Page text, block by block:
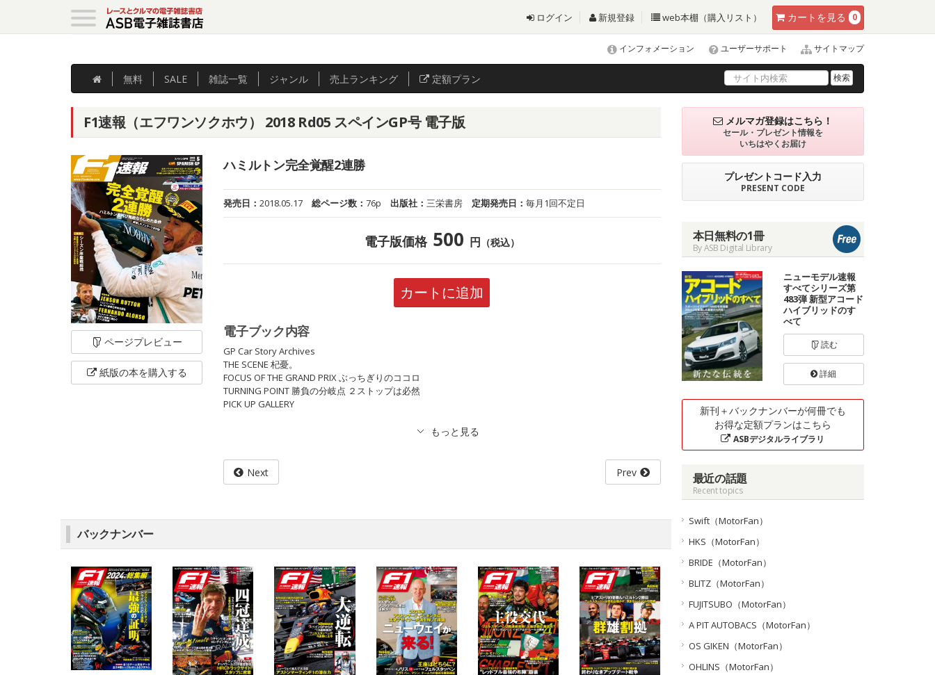
カート を見る 0
ログイン 新規登録 web本棚（購入リスト）
インフォメーション ユーザーサポート サイトマップ
無料 SALE 雑誌一覧 ジャンル 売上ランキング 定額プラン 検索
F1速報（エフワンソクホウ） 2018 Rd05 スペインGP号 電子版
ページプレビュー
紙版の本を購入する
ハミルトン完全覚醒2連勝
発売日：2018.05.17 総ページ数：76p 出版社：三栄書房 定期発売日：毎月1回不定日
電子版価格 500 円 （税込）
カートに追加
電子ブック内容
GP Car Story Archives
THE SCENE 杞憂。
FOCUS OF THE GRAND PRIX ぶっちぎりのココロ
TURNING POINT 勝負の分岐点 ２ストップは必然
PICK UP GALLERY
Next Prev
バックナンバー
メルマガ登録はこちら！
セール・プレゼント情報を
いちはやくお届け
プレゼントコード入力
PRESENT CODE
本日無料の1冊
By ASB Digital Library
ニューモデル速報
すべてシリーズ第
483弾 新型アコード
ハイブリッドのす
べて
読む
詳細
新刊＋バックナンバーが何冊でも
お得な定額プランはこちら
ASBデジタルライブラリ
最近の話題
Recent topics
Swift（MotorFan）
HKS（MotorFan）
BRIDE（MotorFan）
BLITZ（MotorFan）
FUJITSUBO（MotorFan）
A PIT AUTOBACS（MotorFan）
OS GIKEN（MotorFan）
OHLINS（MotorFan）